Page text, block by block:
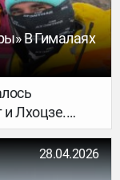
В Гималаях
и Лхоцзе.
в это
так же
на
28.04.2026